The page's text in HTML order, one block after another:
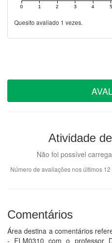
0 1 2 3 4 5
Quesito avaliado 1 vezes.
Atividade
Não foi possível
Número de avaliações nos últimos
Comentários
Área destina a comentários
- FLM0310 com o professor